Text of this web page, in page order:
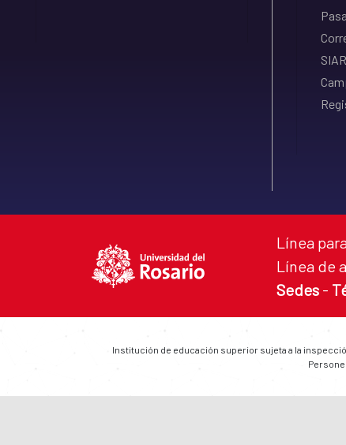
SIAR
Línea
Línea de
Sedes -
Institución de educación superior sujeta a la